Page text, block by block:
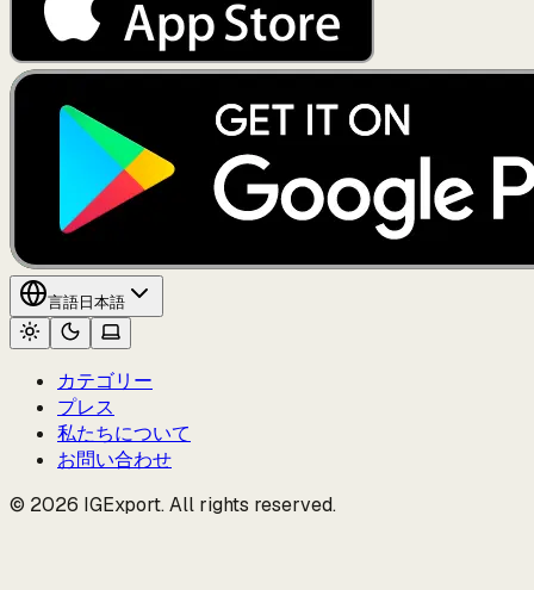
言語日本語
カテゴリー
プレス
私たちについて
お問い合わせ
© 2026 IGExport. All rights reserved.